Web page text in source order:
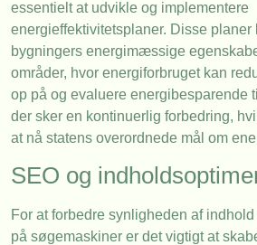
essentielt at udvikle og implementere
energieffektivitetsplaner. Disse planer
bygningers energimæssige
områder, hvor energiforbruget kan
op på og evaluere energibesparende
der sker en kontinuerlig forbedring,
at nå statens overordnede mål om
SEO og
For at forbedre synligheden af
på søgemaskiner er det vigtigt at